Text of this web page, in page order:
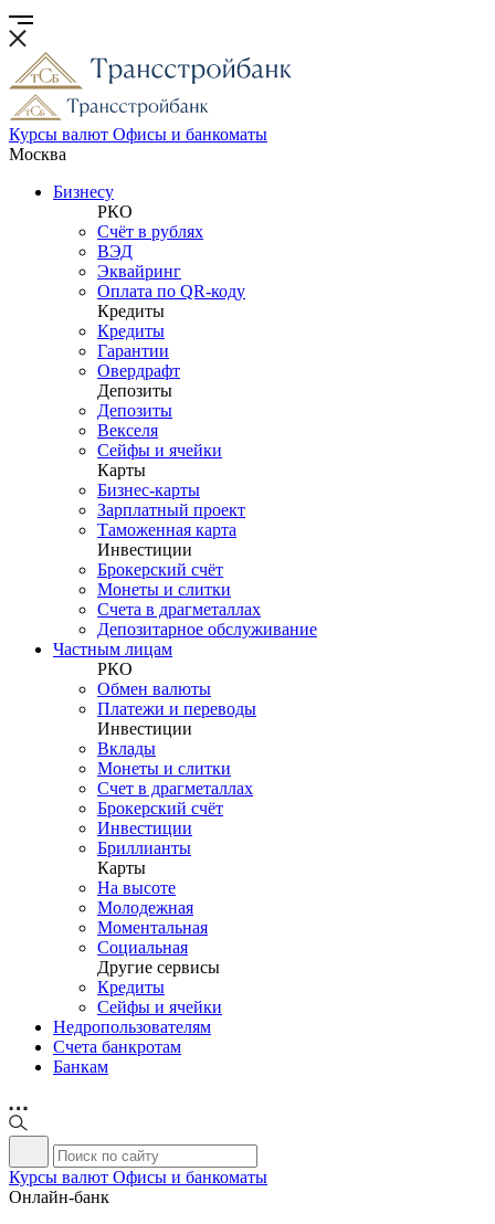
Курсы валют Офисы и банкоматы
Москва
Бизнесу
РКО
Счёт в рублях
ВЭД
Эквайринг
Оплата по QR-коду
Кредиты
Кредиты
Гарантии
Овердрафт
Депозиты
Депозиты
Векселя
Сейфы и ячейки
Карты
Бизнес-карты
Зарплатный проект
Таможенная карта
Инвестиции
Брокерский счёт
Монеты и слитки
Счета в драгметаллах
Депозитарное обслуживание
Частным лицам
РКО
Обмен валюты
Платежи и переводы
Инвестиции
Вклады
Монеты и слитки
Счет в драгметаллах
Брокерский счёт
Инвестиции
Бриллианты
Карты
На высоте
Молодежная
Моментальная
Социальная
Другие сервисы
Кредиты
Сейфы и ячейки
Недропользователям
Счета банкротам
Банкам
Курсы валют Офисы и банкоматы
Онлайн-банк